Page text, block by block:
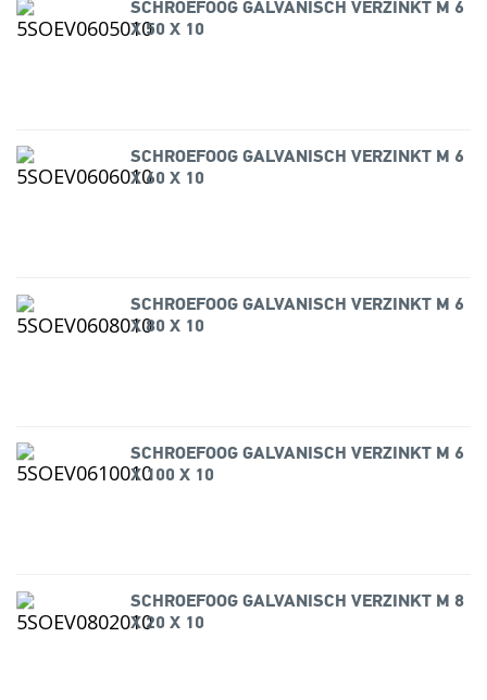
SCHROEFOOG GALVANISCH VERZINKT M 6
X 50 X 10
SCHROEFOOG GALVANISCH VERZINKT M 6
X 60 X 10
SCHROEFOOG GALVANISCH VERZINKT M 6
X 80 X 10
SCHROEFOOG GALVANISCH VERZINKT M 6
X 100 X 10
SCHROEFOOG GALVANISCH VERZINKT M 8
X 20 X 10